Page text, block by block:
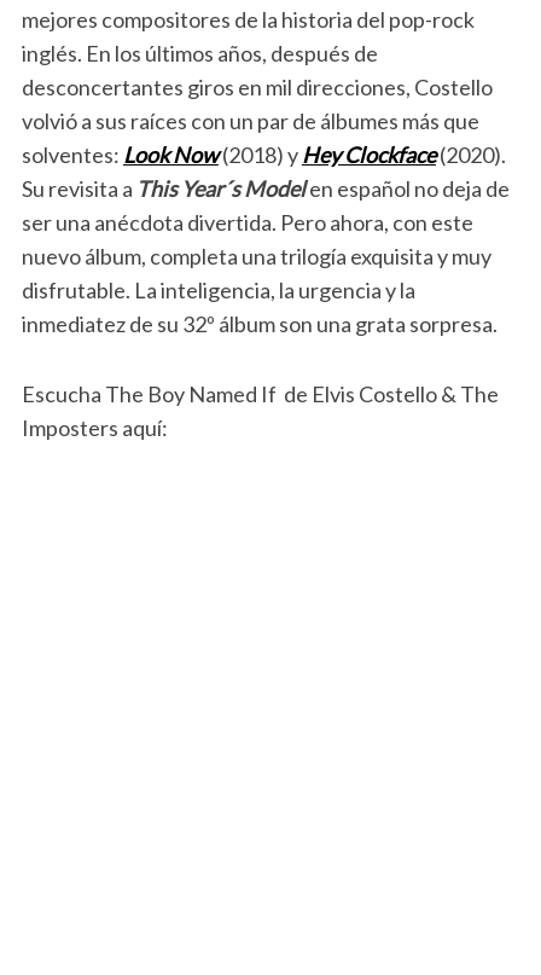
mejores compositores de la historia del pop-rock
inglés. En los últimos años, después de
desconcertantes giros en mil direcciones, Costello
volvió a sus raíces con un par de álbumes más que
solventes: Look Now(2018) yHey Clockface(2020).
Su revisita a This Year´s Modelen español no deja de
ser una anécdota divertida. Pero ahora, con este
nuevo álbum, completa una trilogía exquisita y muy
disfrutable. La inteligencia, la urgencia y la
inmediatez de su 32º álbum son una grata sorpresa.
Escucha The Boy Named If de Elvis Costello & The
Imposters aquí: